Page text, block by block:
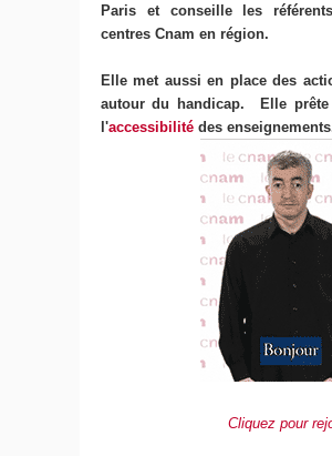
Paris et conseille les
centres Cnam en région.
Elle met aussi en place des
autour du handicap. Elle
l'accessibilitédes
Cliquez pour